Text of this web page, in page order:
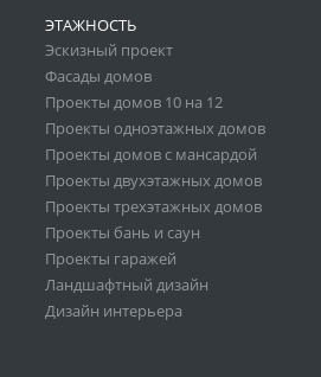
ЭТАЖНОСТЬ
Эскизный проект
Фасады домов
Проекты домов 10 на 12
Проекты одноэтажных домов
Проекты домов с мансардой
Проекты двухэтажных домов
Проекты трехэтажных домов
Проекты бань и саун
Проекты гаражей
Ландшафтный дизайн
Дизайн интерьера